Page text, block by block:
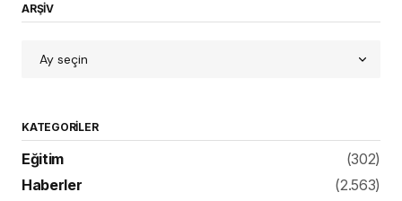
ARŞİV
KATEGORILER
Eğitim
(302)
Haberler
(2.563)